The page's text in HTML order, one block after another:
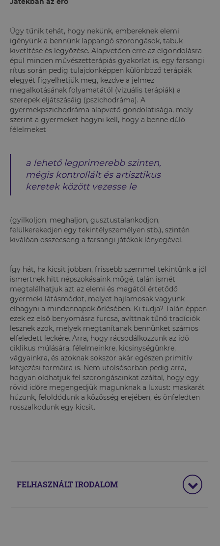
Úgy tűnik tehát, hogy nekünk, embereknek elemi
igényünk a bennünk lappangó szorongások, tabuk
kivetítése és legyőzése. Alapvetően erre az elgondolásra
épül minden művészetterápiás gyakorlat is, egy farsangi
rítus során pedig tulajdonképpen különböző terápiák
elegyét figyelhetjük meg, kezdve a jelmez
megalkotásának folyamatától (vizuális terápiák) a
szerepek eljátszásáig (pszichodráma). A
gyermekpszichodráma alapvető gondolatisága, mely
szerint a gyermeket hagyni kell, hogy a benne dúló
félelmeket
a lehető legprimerebb szinten,
mégis kontrollált és artisztikus
keretek között vezesse le
(gyilkoljon, meghaljon, gusztustalankodjon,
felülkerekedjen egy tekintélyszemélyen stb.), szintén
kiválóan összecseng a farsangi játékok lényegével.
Így hát, ha kicsit jobban, frissebb szemmel tekintünk a jól
ismertnek hitt népszokásaink mögé, talán ismét
megtalálhatjuk azt az elemi és magától értetődő
gyermeki látásmódot, melyet hajlamosak vagyunk
elhagyni a mindennapok őrlésében. Ki tudja? Talán éppen
ezek ez első benyomásra furcsa, avíttnak tűnő tradíciók
lesznek azok, melyek megtanítanak bennünket számos
elfeledett leckére. Arra, hogy rácsodálkozzunk az idő
ciklikus múlására, félelmeinkre, kicsinységünkre,
vágyainkra, és azoknak sokszor akár egészen primitív
kifejezési formáira is. Nem utolsósorban pedig arra,
hogyan oldhatjuk fel szorongásainkat azáltal, hogy egy
rövid időre megengedjük magunknak a luxust: maskarát
húzunk, feloldódunk a közösség erejében, és önfeledten
rosszalkodunk egy kicsit.
FELHASZNÁLT IRODALOM